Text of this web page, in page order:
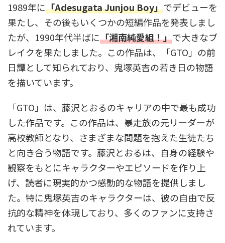
1989年に「Adesugata Junjou Boy」でデビューを
果たし、その後もいくつかの短編作品を発表しまし
たが、1990年代半ばに「湘南純愛組！」で大きなブ
レイクを果たしました。この作品は、「GTO」の前
日譚として知られており、鬼塚英吉の若き日の物語
を描いています。
「GTO」は、藤沢とおるのキャリアの中で最も成功
した作品です。この作品は、暴走族の元リーダーが
高校教師となり、さまざまな問題を抱えた生徒たち
と向き合う物語です。藤沢とおるは、自身の経験や
観察をもとにキャラクターやエピソードを作り上
げ、読者に現実的かつ感動的な物語を提供しまし
た。特に鬼塚英吉のキャラクターは、彼の自由で反
抗的な精神を体現しており、多くのファンに支持さ
れています。